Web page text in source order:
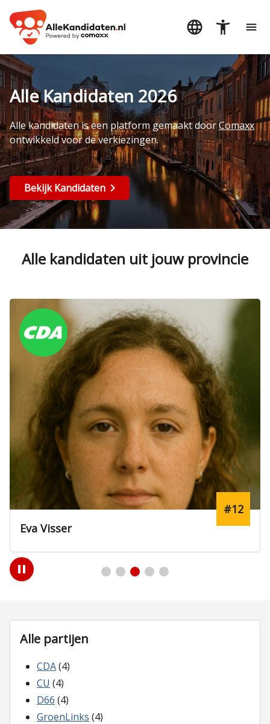
Alle Kandidaten 2026
Alle kandidaten is een platform gemaakt doorComaxx
ontwikkeld voor de verkiezingen.
Bekijk Kandidaten
Alle kandidaten uit jouw provincie
Eva Visser
#12
Play
/
Alle partijen
CDA(4)
CU (4)
D66 (4)
GroenLinks (4)